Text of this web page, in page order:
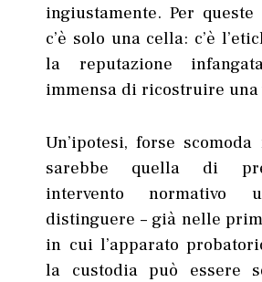
ingiustamente. Per
c’è solo una cella: c’è
la reputazione
immensa di ricostruire una
Un’ipotesi, forse scomoda
sarebbe quella di
intervento normativo
distinguere – già nelle
in cui l’apparato
la custodia può essere